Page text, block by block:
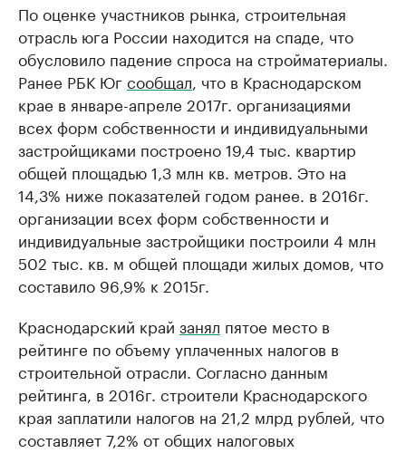
По оценке участников рынка, строительная
отрасль юга России находится на спаде, что
обусловило падение спроса на стройматериалы.
Ранее РБК Юг сообщал , что в Краснодарском
крае в январе-апреле 2017г. организациями
всех форм собственности и индивидуальными
застройщиками построено 19,4 тыс. квартир
общей площадью 1,3 млн кв. метров. Это на
14,3% ниже показателей годом ранее. в 2016г.
организации всех форм собственности и
индивидуальные застройщики построили 4 млн
502 тыс. кв. м общей площади жилых домов, что
составило 96,9% к 2015г.
Краснодарский край занял пятое место в
рейтинге по объему уплаченных налогов в
строительной отрасли. Согласно данным
рейтинга, в 2016г. строители Краснодарского
края заплатили налогов на 21,2 млрд рублей, что
составляет 7,2% от общих налоговых